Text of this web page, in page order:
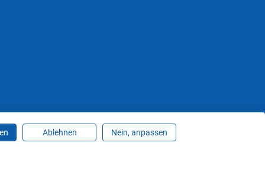
ändern
Ablehnen Nein, anpassen